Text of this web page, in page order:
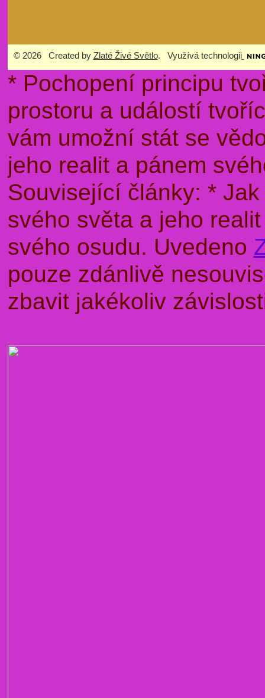
© 2026 Created by Zlaté Živé Světlo. Využívá technologii
* Pochopení principu
prostoru a událostí
vám umožní stát se
jeho realit a pánem
Související články: *
svého světa a jeho
svého osudu. Uvedeno
pouze zdánlivě
zbavit jakékoliv